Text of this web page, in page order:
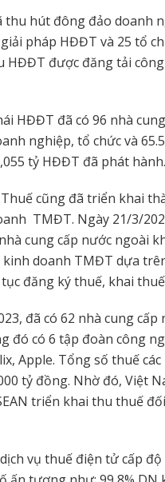
hút đông đảo doanh
pháp HĐĐT và 25 tổ
HĐĐT được đăng tải
HĐĐT đã có 96 nhà
nghiệp, tổ chức và
tỷ HĐĐT đã phát hành.
cũng đã triển khai
TMĐT. Ngày 21/3/
cung cấp nước ngoài
doanh TMĐT dựa
đăng ký thuế, khai
đã có 62 nhà cung
đó có 6 tập đoàn công
Apple. Tổng số thuế
tỷ đồng. Nhờ đó, Việt
triển khai thu thuế
vụ thuế điện tử cấp